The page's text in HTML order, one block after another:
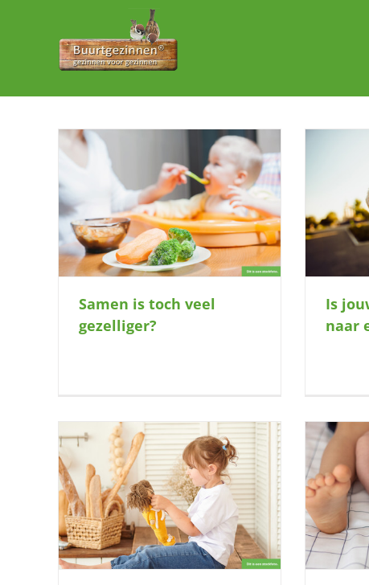
Samen is toch veel
gezelliger?
Is jouw huisdier op zoek naar een
nieuwe vriend?
Is
naar
Bij wie mogen wij soms even relaxen?